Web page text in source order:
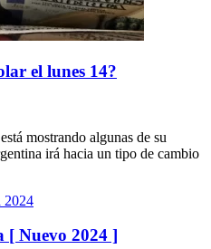
el lunes 14?
mostrando algunas de su
irá hacia un tipo de ͏cambio
[ Nuevo 2024 ]